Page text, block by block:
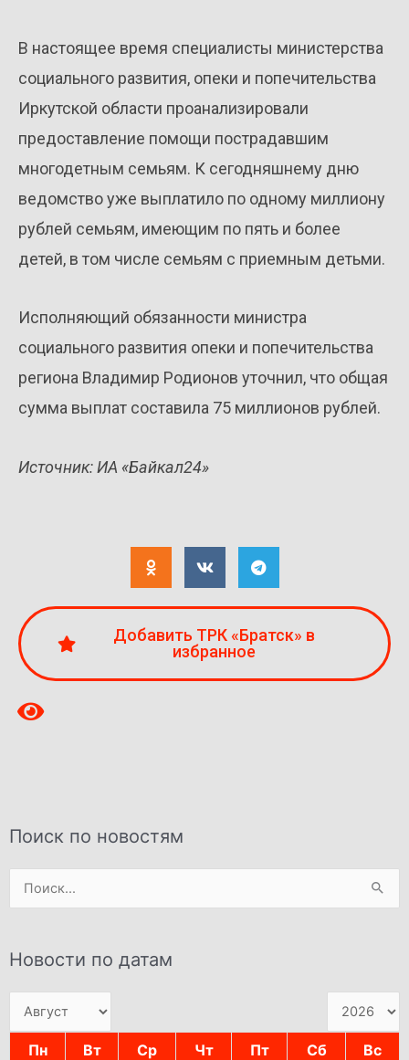
В настоящее время специалисты министерства
социального развития, опеки и попечительства
Иркутской области проанализировали
предоставление помощи пострадавшим
многодетным семьям. К сегодняшнему дню
ведомство уже выплатило по одному миллиону
рублей семьям, имеющим по пять и более
детей, в том числе семьям с приемным детьми.
Исполняющий обязанности министра
социального развития опеки и попечительства
региона Владимир Родионов уточнил, что общая
сумма выплат составила 75 миллионов рублей.
Источник: ИА «Байкал24»
Добавить ТРК «Братск» в
избранное
Поиск по новостям
Поиск:
Новости по датам
Пн Вт Ср Чт Пт Сб Вс